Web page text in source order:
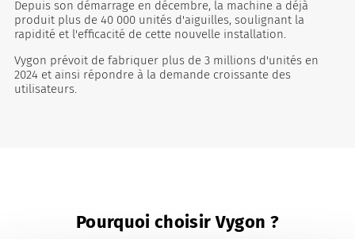
Depuis son démarrage en décembre, la machine a déjà
produit plus de 40 000 unités d'aiguilles, soulignant la
rapidité et l'efficacité de cette nouvelle installation.
Vygon prévoit de fabriquer plus de 3 millions d'unités en
2024 et ainsi répondre à la demande croissante des
utilisateurs.
Pourquoi choisir Vygon ?